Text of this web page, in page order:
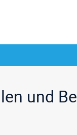
und